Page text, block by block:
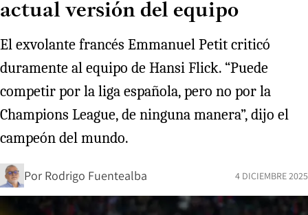
actual versión del equipo
El exvolante francés Emmanuel Petit criticó
duramente al equipo de Hansi Flick. “Puede
competir por la liga española, pero no por la
Champions League, de ninguna manera”, dijo el
campeón del mundo.
Por Rodrigo Fuentealba 4 DICIEMBRE 2025